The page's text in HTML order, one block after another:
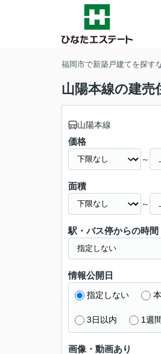
福岡市で新築戸建てを探す
山陽本線の建売
山陽本線
価格
～
面積
～
駅・バス停からの時間
情報公開日
指定しない
3日以内 1週
画像・動画あり